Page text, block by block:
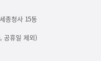
종청사 15동
휴일 제외)